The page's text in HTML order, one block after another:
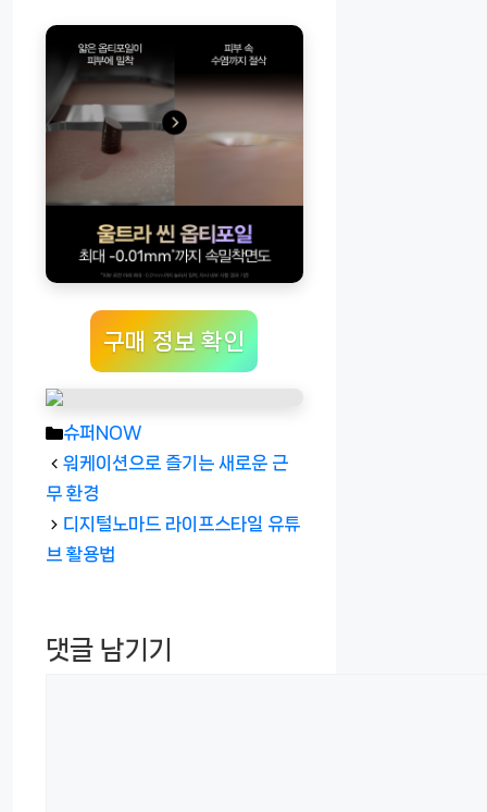
구매 정보 확인
카
테
고
리
슈퍼NOW
워케이션으로 즐기는 새로운 근
무 환경
디지털노마드 라이프스타일 유튜
브 활용법
댓글 남기기